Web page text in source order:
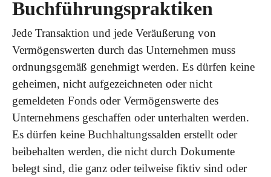
Buchführungspraktiken
Jede Transaktion und jede Veräußerung von
Vermögenswerten durch das Unternehmen muss
ordnungsgemäß genehmigt werden. Es dürfen keine
geheimen, nicht aufgezeichneten oder nicht
gemeldeten Fonds oder Vermögenswerte des
Unternehmens geschaffen oder unterhalten werden.
Es dürfen keine Buchhaltungssalden erstellt oder
beibehalten werden, die nicht durch Dokumente
belegt sind, die ganz oder teilweise fiktiv sind oder